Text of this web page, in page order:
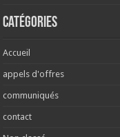
Catégories
Accueil
appels d'offres
communiqués
contact